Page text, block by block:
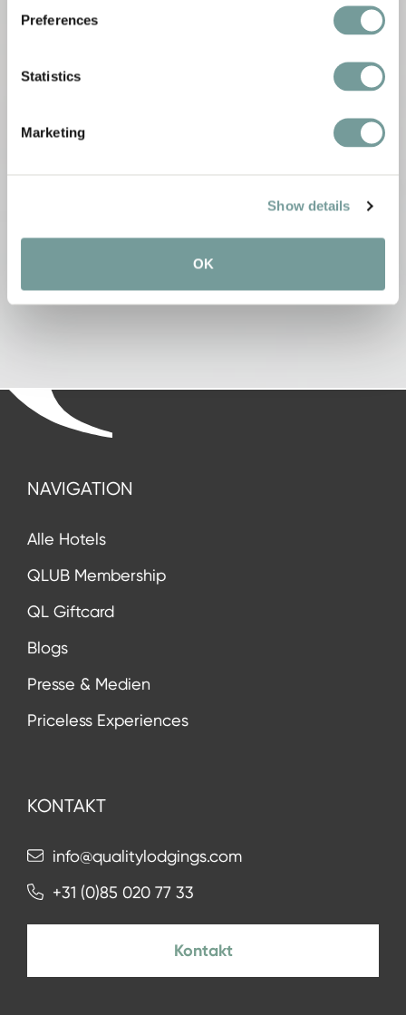
Preferences
Statistics
Marketing
Show details
OK
von Shopify Payments
Quality Lodgings B.V. ist Eigentum der Q Hospitality
Group und wird von dieser betrieben. Quality
mit der Umsatzsteuernummer NL812075869B01
NAVIGATION
Alle Hotels
QLUB Membership
QL Giftcard
Blogs
Presse & Medien
Priceless Experiences
KONTAKT
info@qualitylodgings.com
+31 (0)85 020 77 33
Kontakt